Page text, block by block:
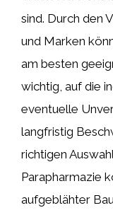
sind. Durch den
und Marken
am besten
wichtig, auf die
eventuelle
langfristig
richtigen
Parapharmazie
aufgeblähter